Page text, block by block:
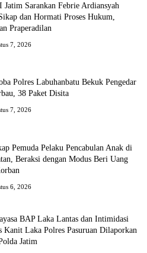
Sarankan Febrie Ardiansyah
dan Hormati Proses Hukum,
Praperadilan
7, 2026
Polres Labuhanbatu Bekuk Pengedar
38 Paket Disita
7, 2026
Pemuda Pelaku Pencabulan Anak di
Beraksi dengan Modus Beri Uang
6, 2026
BAP Laka Lantas dan Intimidasi
Kanit Laka Polres Pasuruan Dilaporkan
Jatim